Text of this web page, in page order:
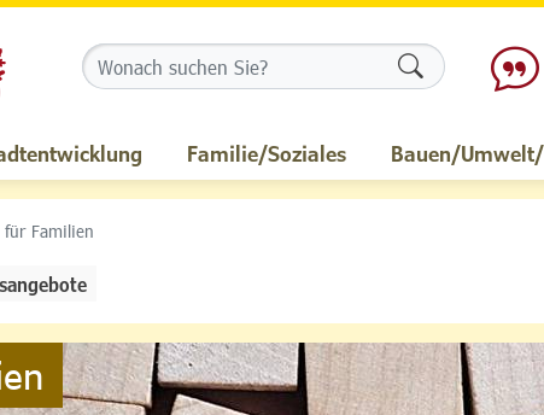
Familie/Soziales Bauen/
Familien